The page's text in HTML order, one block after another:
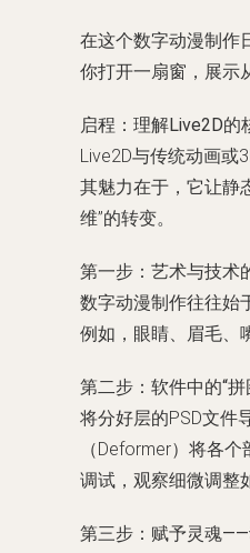
在这个数字动漫制作
你打开一扇窗，展示
启程：理解Live2D的
Live2D与传统动画或
其魅力在于，它让静
维”的转变。
第一步：艺术与技
数字动漫制作往往始
例如，眼睛、眉毛、
第二步：软件中的“
将分好层的PSD文件
（Deformer）将各
调试，观察细微调整
第三步：赋予灵魂